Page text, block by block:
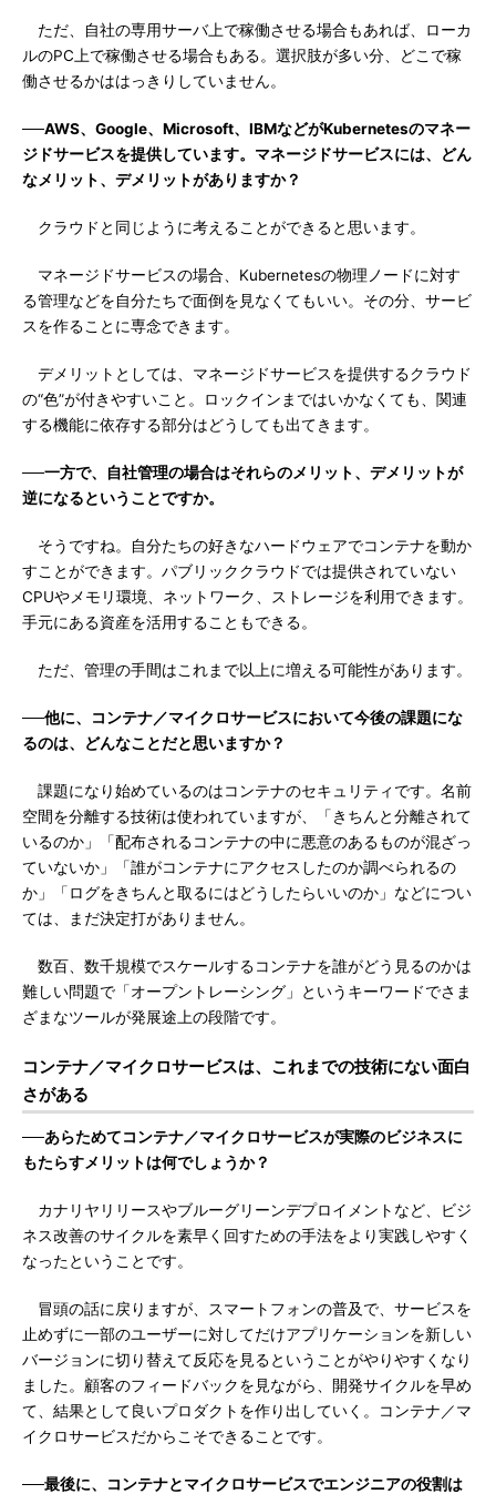
ただ、自社の専用サーバ上で稼働させる場合もあれば、ローカ
ルのPC上で稼働させる場合もある。選択肢が多い分、どこで稼
働させるかははっきりしていません。
──AWS、Google、Microsoft、IBMなどがKubernetesのマネー
ジドサービスを提供しています。マネージドサービスには、どん
なメリット、デメリットがありますか？
クラウドと同じように考えることができると思います。
マネージドサービスの場合、Kubernetesの物理ノードに対す
る管理などを自分たちで面倒を見なくてもいい。その分、サービ
スを作ることに専念できます。
デメリットとしては、マネージドサービスを提供するクラウド
の“色”が付きやすいこと。ロックインまではいかなくても、関連
する機能に依存する部分はどうしても出てきます。
──一方で、自社管理の場合はそれらのメリット、デメリットが
逆になるということですか。
そうですね。自分たちの好きなハードウェアでコンテナを動か
すことができます。パブリッククラウドでは提供されていない
CPUやメモリ環境、ネットワーク、ストレージを利用できます。
手元にある資産を活用することもできる。
ただ、管理の手間はこれまで以上に増える可能性があります。
──他に、コンテナ／マイクロサービスにおいて今後の課題にな
るのは、どんなことだと思いますか？
課題になり始めているのはコンテナのセキュリティです。名前
空間を分離する技術は使われていますが、「きちんと分離されて
いるのか」「配布されるコンテナの中に悪意のあるものが混ざっ
ていないか」「誰がコンテナにアクセスしたのか調べられるの
か」「ログをきちんと取るにはどうしたらいいのか」などについ
ては、まだ決定打がありません。
数百、数千規模でスケールするコンテナを誰がどう見るのかは
難しい問題で「オープントレーシング」というキーワードでさま
ざまなツールが発展途上の段階です。
コンテナ／マイクロサービスは、これまでの技術にない面白
さがある
──あらためてコンテナ／マイクロサービスが実際のビジネスに
もたらすメリットは何でしょうか？
カナリヤリリースやブルーグリーンデプロイメントなど、ビジ
ネス改善のサイクルを素早く回すための手法をより実践しやすく
なったということです。
冒頭の話に戻りますが、スマートフォンの普及で、サービスを
止めずに一部のユーザーに対してだけアプリケーションを新しい
バージョンに切り替えて反応を見るということがやりやすくなり
ました。顧客のフィードバックを見ながら、開発サイクルを早め
て、結果として良いプロダクトを作り出していく。コンテナ／マ
イクロサービスだからこそできることです。
──最後に、コンテナとマイクロサービスでエンジニアの役割は